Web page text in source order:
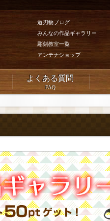
道刃物ブログ
みんなの作品ギャラリー
彫刻教室一覧
アンテナショップ
よくある質問
FAQ